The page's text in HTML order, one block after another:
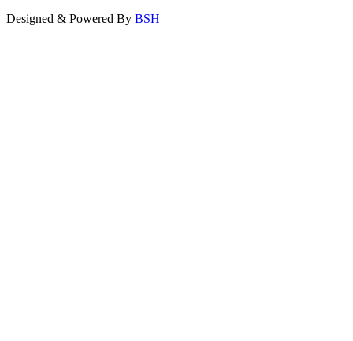
Designed & Powered By BSH